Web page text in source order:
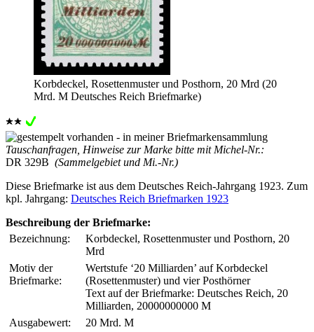
Korbdeckel, Rosettenmuster und Posthorn, 20 Mrd (20
Mrd. M Deutsches Reich Briefmarke)
Tauschanfragen, Hinweise zur Marke bitte mit Michel-Nr.:
DR 329B (Sammelgebiet und Mi.-Nr.)
Diese Briefmarke ist aus dem Deutsches Reich-Jahrgang 1923. Zum
kpl. Jahrgang: Deutsches Reich Briefmarken 1923
Beschreibung der Briefmarke:
Bezeichnung:
Korbdeckel, Rosettenmuster und Posthorn, 20
Mrd
Motiv der
Briefmarke:
Wertstufe ‘20 Milliarden’ auf Korbdeckel
(Rosettenmuster) und vier Posthörner
Text auf der Briefmarke: Deutsches Reich, 20
Milliarden, 20000000000 M
Ausgabewert:
20 Mrd. M